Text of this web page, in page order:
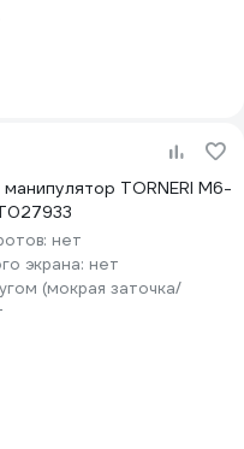
TORNERI M6-
нет
экрана: нет
(мокрая заточка/